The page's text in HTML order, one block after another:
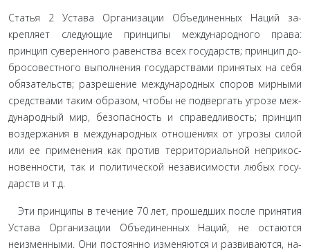
Статья 2 Устава Организации Объединенных Наций за­
крепляет следующие принципы международного права:
принцип суверенного равенства всех государств; принцип до­
бросовестного выполнения государствами принятых на себя
обязательств; разрешение международных споров мирными
средствами таким образом, чтобы не подвергать угрозе меж­
дународный мир, безопасность и справедливость; принцип
воздержания в международных отношениях от угрозы силой
или ее применения как против территориальной неприкос­
новенности, так и политической независимости любых госу­
дарств и т.д.
Эти принципы в течение 70 лет, прошедших после при­нятия
Устава Организации Объединенных Наций, не остаются
неизменными. Они постоянно изменяются и развиваются, на­